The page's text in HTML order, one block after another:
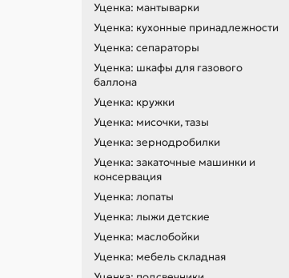
Уценка: мантыварки
Уценка: кухонные принадлежности
Уценка: сепараторы
Уценка: шкафы для газового
баллона
Уценка: кружки
Уценка: мисочки, тазы
Уценка: зернодробилки
Уценка: закаточные машинки и
консервация
Уценка: лопаты
Уценка: лыжи детские
Уценка: маслобойки
Уценка: мебель складная